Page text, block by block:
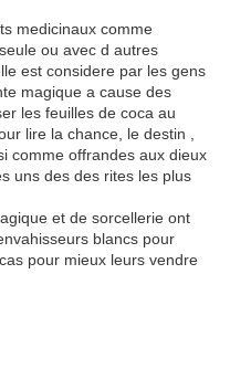
medicinaux comme
ou avec d autres
est considere par les gens
magique a cause des
les feuilles de coca au
lire la chance, le destin ,
comme offrandes aux dieux
uns des des rites les plus
et de sorcellerie ont
blancs pour
pour mieux leurs vendre